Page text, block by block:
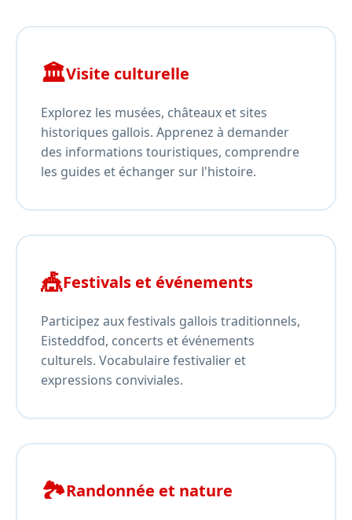
🏛️Visite culturelle
Explorez les musées, châteaux et sites
historiques gallois. Apprenez à demander
des informations touristiques, comprendre
les guides et échanger sur l'histoire.
🎪Festivals et événements
Participez aux festivals gallois traditionnels,
Eisteddfod, concerts et événements
culturels. Vocabulaire festivalier et
expressions conviviales.
🏞️Randonnée et nature